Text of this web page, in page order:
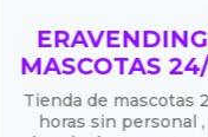
ERAVENDING
MASCOTAS 24/7
Tienda de mascotas 24
horas sin personal ,